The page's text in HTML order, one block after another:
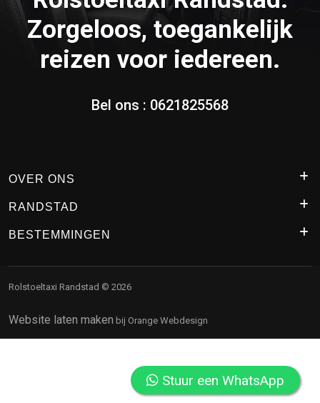
Zorgeloos, toegankelijk
reizen voor iedereen.
Bel ons : 0621825568
OVER ONS
RANDSTAD
BESTEMMINGEN
Rolstoeltaxi Randstad © 2026
Website laten maken bij Orange Webdesign
Stuur een WhatsApp